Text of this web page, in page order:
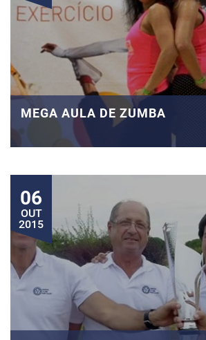
MEGA AULA DE ZUMBA
06
OUT
2015